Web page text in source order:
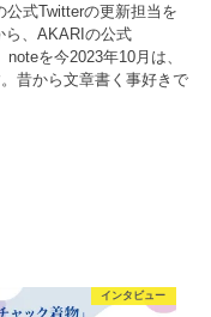
公式Twitterの更新担当を
ら、AKARIの公式
を今2023年10月は、
昔から文章書く事好きで
インタビュー